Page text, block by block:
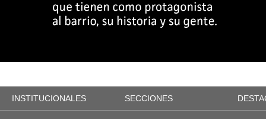
INSTITUCIONALES SECCIONES